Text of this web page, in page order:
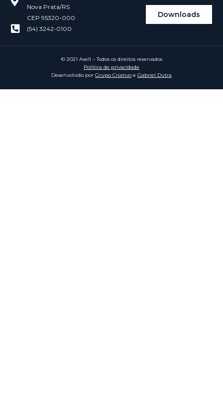
Nova Prata/RS
CEP 95320-000
(54) 3242-0100
Downloads
© 2021 Axell – Todos os direitos reservados
Política de privacidade
Desenvolvido por Grupo Criativo e Gabriel Dutra